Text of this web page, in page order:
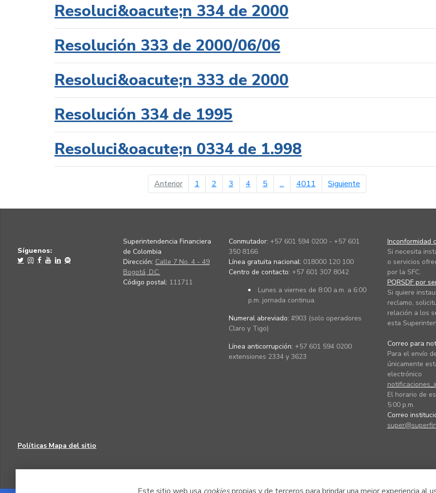
Resoluci&oacute;n 334 de 2000
Resolución 333 de 2000/06/06
Resoluci&oacute;n 333 de 2000
Resolución 334 de 1995
Resoluci&oacute;n 0334 de 1.998
Anteriorpágina anterior
1 2 3 4 5 ... 4011 Siguientepágina siguiente
Síguenos:
Superintendencia Financiera
de Colombia
Dirección: Calle 7 No. 4 - 49
Bogotá, D.C.
Código postal: 111711
Conmutador: +57 601 594 0200 - +57 601
350 8166
Línea gratuita nacional: 018000 120 100
Centro de contacto: +57 601 307 8042
Lunes a viernes de 8:00 a.m. a 6:00
p.m. jornada continua.
Numeral abreviado: #903 (solo operadores
Claro y Tigo)
Línea anticorrupción: +57 601 594 0200
extensiones 2334 y 3623
Inconformidad
Si necesita
o servicios
por la SFC.
PQRSDF por
Si quiere
reclamo,
relación a los
esta
Correo para
Para el envío
únicamente
electrónico
El horario de
5:00 p.m.
Correo
Políticas Mapa del sitio